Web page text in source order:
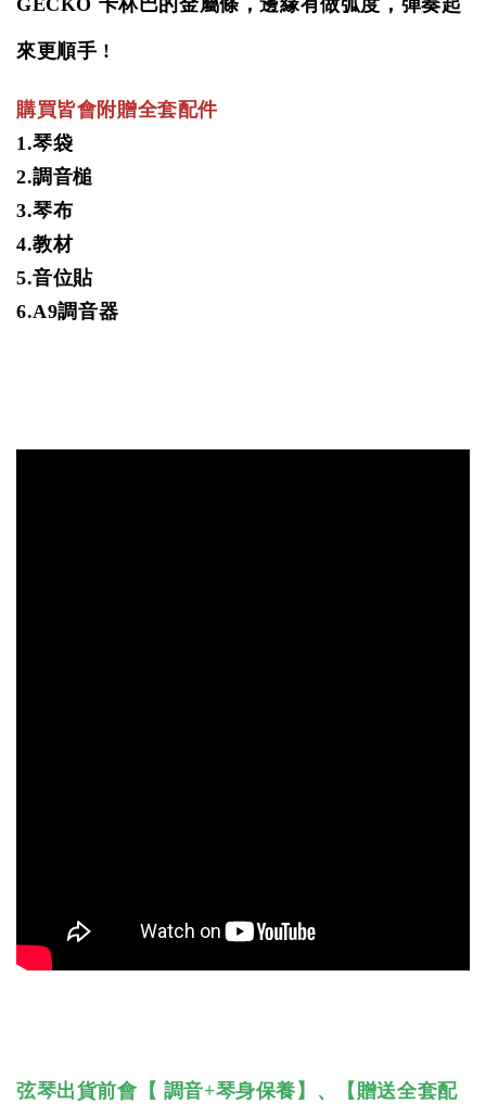
GECKO 卡林巴的金屬條，邊緣有做弧度，彈奏起
來更順手 !
購買皆會附贈全套配件
1.琴袋
2.調音槌
3.琴布
4.教材
5.音位貼
6.A9調音器
弦琴出貨前會【 調音+琴身保養】、【贈送全套配